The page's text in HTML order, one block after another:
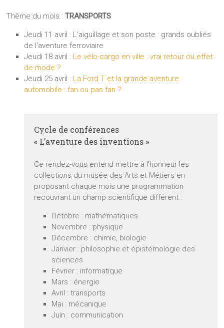
Thème du mois :TRANSPORTS
Jeudi 11 avril : L’aiguillage et son poste : grands oubliés
de l’aventure ferroviaire
Jeudi 18 avril : Le vélo-cargo en ville : vrai retour ou effet
de mode ?
Jeudi 25 avril : La Ford T et la grande aventure
automobile : fan ou pas fan ?
Cycle de conférences
« L’aventure des inventions »
Ce rendez-vous entend mettre à l’honneur les
collections du musée des Arts et Métiers en
proposant chaque mois une programmation
recouvrant un champ scientifique différent :
Octobre : mathématiques
Novembre : physique
Décembre : chimie, biologie
Janvier : philosophie et épistémologie des
sciences
Février : informatique
Mars : énergie
Avril : transports
Mai : mécanique
Juin : communication